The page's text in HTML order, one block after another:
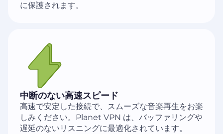
に保護されます。
中断のない高速スピード
高速で安定した接続で、スムーズな音楽再生をお楽
しみください。Planet VPN は、バッファリングや
遅延のないリスニングに最適化されています。